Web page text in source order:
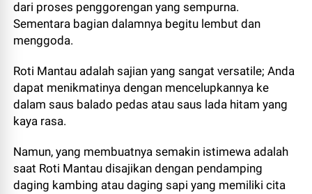
dari proses penggorengan yang sempurna.
Sementara bagian dalamnya begitu lembut dan
menggoda.
Roti Mantau adalah sajian yang sangat versatile; Anda
dapat menikmatinya dengan mencelupkannya ke
dalam saus balado pedas atau saus lada hitam yang
kaya rasa.
Namun, yang membuatnya semakin istimewa adalah
saat Roti Mantau disajikan dengan pendamping
daging kambing atau daging sapi yang memiliki cita